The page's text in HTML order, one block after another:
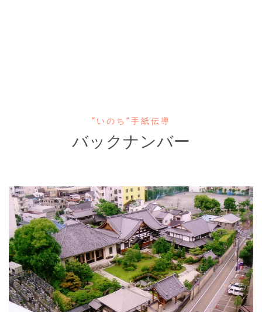
“いのち”手紙伝導
バックナンバー